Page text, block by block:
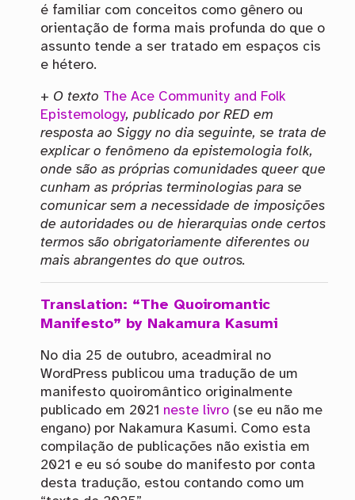
é familiar com conceitos como gênero ou
orientação de forma mais profunda do que o
assunto tende a ser tratado em espaços cis
e hétero.
+ O texto The Ace Community and Folk
Epistemology, publicado por RED em
resposta ao Siggy no dia seguinte, se trata de
explicar o fenômeno da epistemologia folk,
onde são as próprias comunidades queer que
cunham as próprias terminologias para se
comunicar sem a necessidade de imposições
de autoridades ou de hierarquias onde certos
termos são obrigatoriamente diferentes ou
mais abrangentes do que outros.
Translation: “The Quoiromantic
Manifesto” by Nakamura Kasumi
No dia 25 de outubro, aceadmiral no
WordPress publicou uma tradução de um
manifesto quoiromântico originalmente
publicado em 2021 neste livro(se eu não me
engano) por Nakamura Kasumi. Como esta
compilação de publicações não existia em
2021 e eu só soube do manifesto por conta
desta tradução, estou contando como um